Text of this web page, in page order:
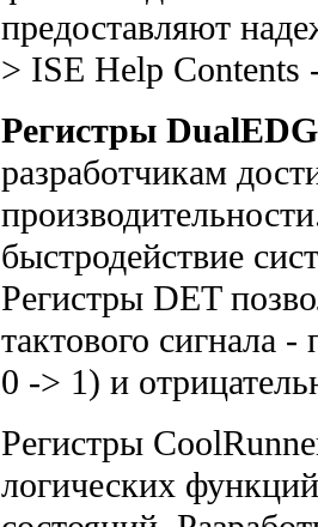
предоставляют
> ISE Help
Регистры
разработчикам
быстродействие
Регистры DET
тактового сигнала
0 -> 1) и
Регистры
логических